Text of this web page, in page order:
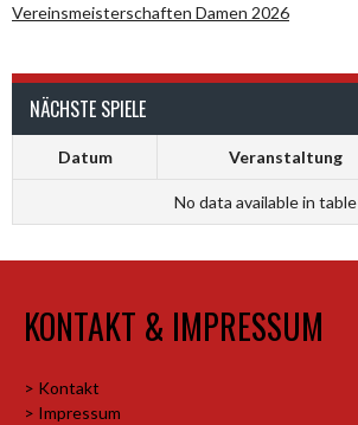
Vereinsmeisterschaften Damen 2026
NÄCHSTE SPIELE
Datum Veranstaltung
No data available in table
KONTAKT & IMPRESSUM
> Kontakt
> Impressum